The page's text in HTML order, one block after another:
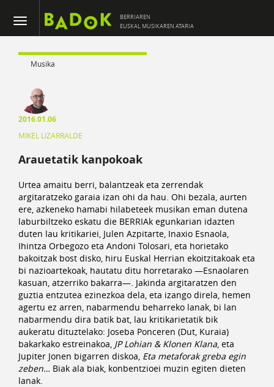
BERRIAREN
EUSKAL MUSIKAREN ATARIA
Musika
2016.01.06
MIKEL LIZARRALDE
Arauetatik kanpokoak
Urtea amaitu berri, balantzeak eta zerrendak
argitaratzeko garaia izan ohi da hau. Ohi bezala, aurten
ere, azkeneko hamabi hilabeteek musikan eman dutena
laburbiltzeko eskatu die BERRIAk egunkarian idazten
duten lau kritikariei, Julen Azpitarte, Inaxio Esnaola,
Ihintza Orbegozo eta Andoni Tolosari, eta horietako
bakoitzak bost disko, hiru Euskal Herrian ekoitzitakoak eta
bi nazioartekoak, hautatu ditu horretarako —Esnaolaren
kasuan, atzerriko bakarra—. Jakinda argitaratzen den
guztia entzutea ezinezkoa dela, eta izango direla, hemen
agertu ez arren, nabarmendu beharreko lanak, bi lan
nabarmendu dira batik bat, lau kritikarietatik bik
aukeratu dituztelako: Joseba Ponceren (Dut, Kuraia)
bakarkako estreinakoa, JP Lohian & Klonen Klana, eta
Jupiter Jonen bigarren diskoa, Eta metaforak greba egin
zeben… Biak ala biak, konbentzioei muzin egiten dieten
lanak.